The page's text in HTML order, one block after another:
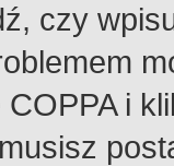
czy
i